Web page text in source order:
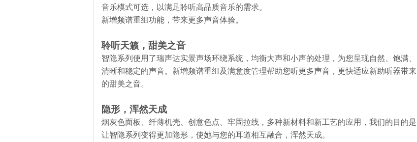
音乐模式可选，以满足聆听高品质音乐的需求。
新增频谱重组功能，带来更多声音体验。
聆听天籁，甜美之音
智隐系列使用了瑞声达实景声场环绕系统，均衡大声和小声的处理，为您呈现自然、饱满、
清晰和稳定的声音。新增频谱重组及满意度管理帮助您听更多声音，更快适应新助听器带来
的甜美之音。
隐形，浑然天成
烟灰色面板、纤薄机壳、创意色点、牢固拉线，多种新材料和新工艺的应用，我们的目的是
让智隐系列变得更加隐形，使她与您的耳道相互融合，浑然天成。